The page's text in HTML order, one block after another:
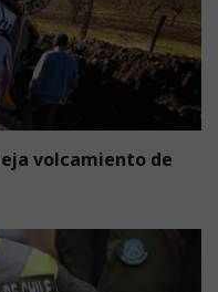
volcamiento de